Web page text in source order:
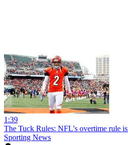
1:39
The Tuck Rules: NFL's overtime rule
Sporting News